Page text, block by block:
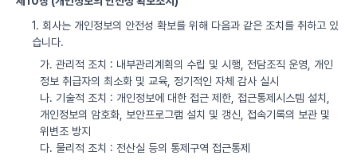
1. 회사는 개인정보의 안전성 확보를 위해 다음과 같은 조치를 취하고 있
습니다.
가. 관리적 조치 : 내부관리계획의 수립 및 시행, 전담조직 운영, 개인
정보 취급자의 최소화 및 교육, 정기적인 자체 감사 실시
나. 기술적 조치 : 개인정보에 대한 접근 제한, 접근통제시스템 설치,
개인정보의 암호화, 보안프로그램 설치 및 갱신, 접속기록의 보관 및
위변조 방지
다. 물리적 조치 : 전산실 등의 통제구역 접근통제